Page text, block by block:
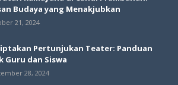
Budaya yang Menakjubkan
21, 2024
Pertunjukan Teater: Panduan
Guru dan Siswa
28, 2024